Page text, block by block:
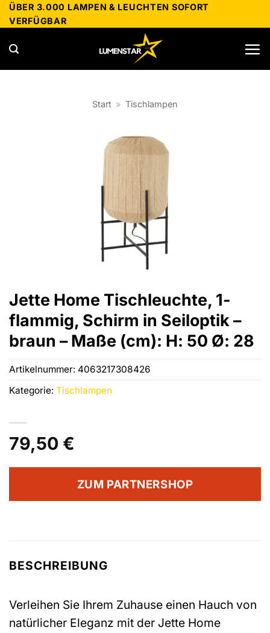
Zum
Inhalt
springen
ÜBER 3.000 LAMPEN & LEUCHTEN SOFORT
VERFÜGBAR
Start » Tischlampen
Jette Home Tischleuchte, 1-
flammig, Schirm in Seiloptik –
braun – Maße (cm): H: 50 Ø: 28
79,50 €
ZUM PARTNERSHOP
Artikelnummer: 4063217308426
Kategorie: Tischlampen
BESCHREIBUNG
Verleihen Sie Ihrem Zuhause einen Hauch von
natürlicher Eleganz mit der Jette Home